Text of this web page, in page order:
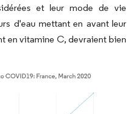
et leur mode de vie
d'eau mettant en avant leur
en vitamine C, devraient bien